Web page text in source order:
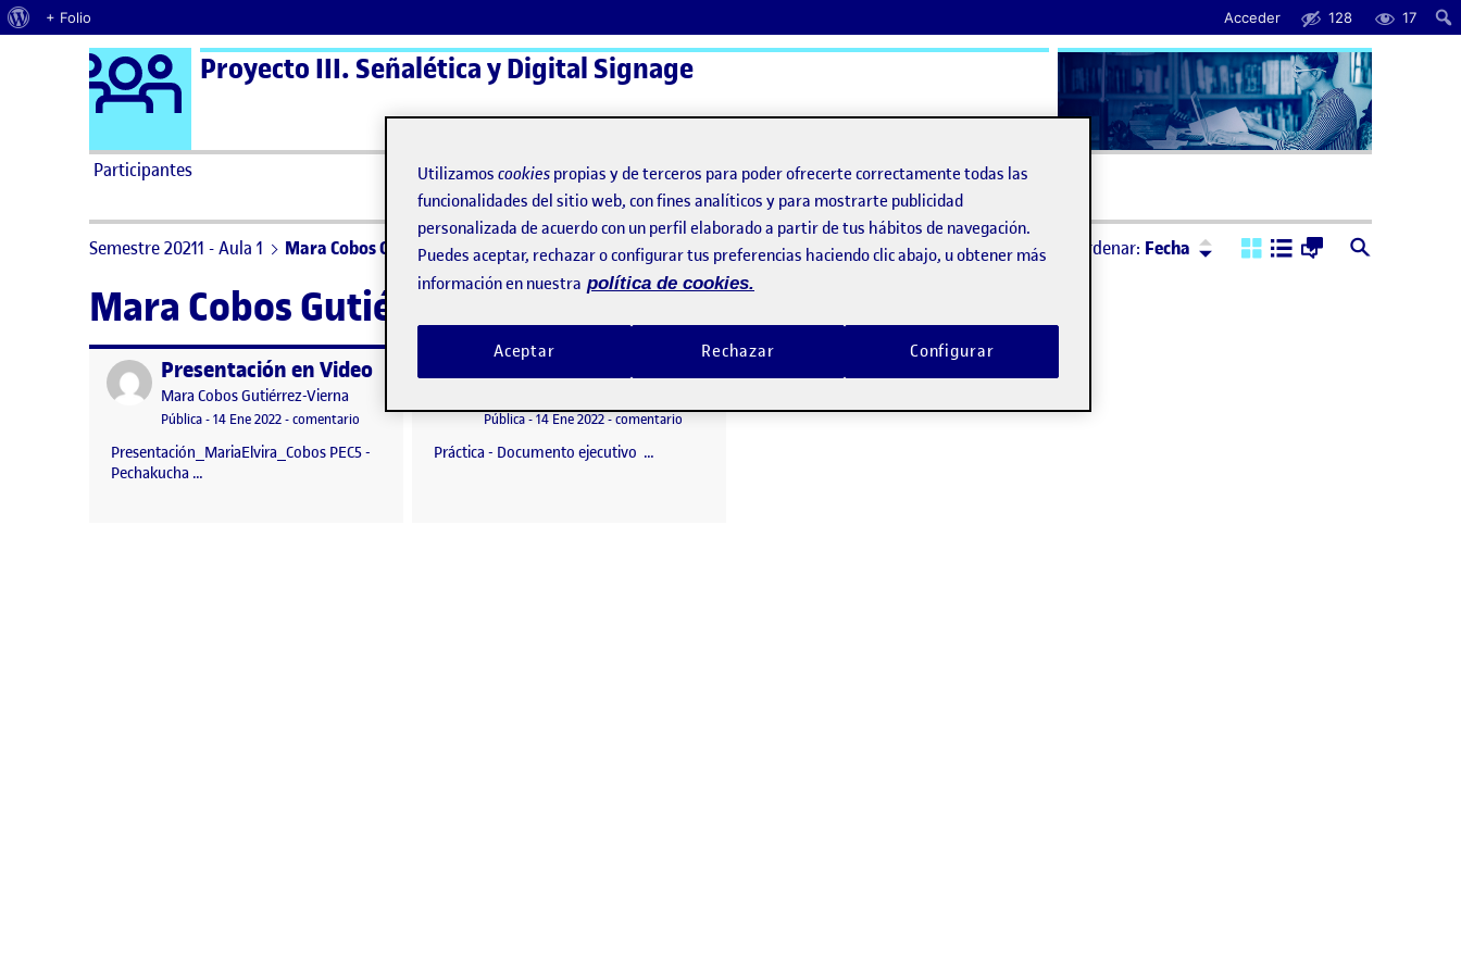
Acerca de WordPress
+ Folio Acceder 128 17
Saltar al contenido Logo Ágora
Proyecto III. Señalética y Digital Signage
Participantes ActiFolios Ayuda
Semestre 20211 - Aula 1 Mara Cobos Gutiérrez-Vierna Ordenar: Fecha Ordenar:Descendente
Mara Cobos Gutiérrez-Vierna
Publicado porPresentación en Video
Publicado por
Mara Cobos Gutiérrez-Vierna
Visibilidad:
Pública-Fecha de publicación
14 Ene 2022-comentario en Presentación en Video
Presentación_MariaElvira_Cobos PEC5 -
Pechakucha …
Documento Ejecutivo
Visibilidad:
Pública-Fecha de publicación
14 Ene 2022-comentarioen Documento Ejecutivo
Práctica - Documento ejecutivo …
Utilizamos cookies propias y de terceros para poder ofrecerte correctamente todas las
funcionalidades del sitio web, con fines analíticos y para mostrarte publicidad
personalizada de acuerdo con un perfil elaborado a partir de tus hábitos de navegación.
Puedes aceptar, rechazar o configurar tus preferencias haciendo clic abajo, u obtener más
información en nuestra política de cookies.
Rechazar
Aceptar Configurar